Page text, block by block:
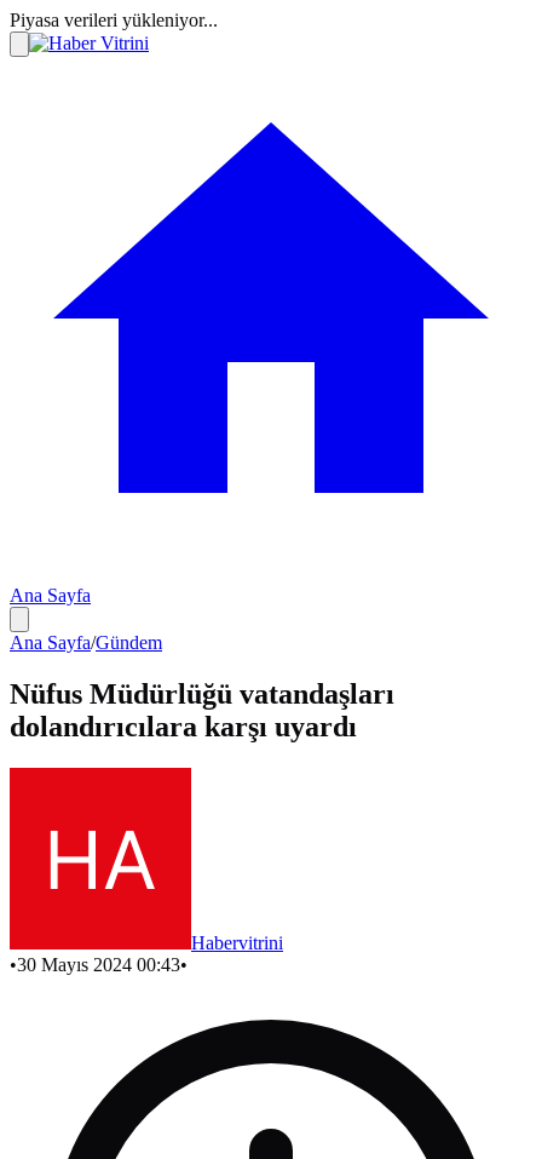
Piyasa verileri yükleniyor...
Ana Sayfa
Ana Sayfa/Gündem
Nüfus Müdürlüğü vatandaşları
dolandırıcılara karşı uyardı
Habervitrini
•30 Mayıs 2024 00:43•